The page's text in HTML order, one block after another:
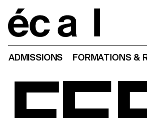
ADMISSIONS FORMATIONS &